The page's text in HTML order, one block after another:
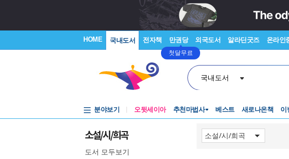
HOME 국내도서 전자책 만권당
첫달무료
외국도서 알라딘굿즈 온라인
국내도서
분야보기 오뒷세이아 추천마법사 베스트 새로나온책 이
소설/시/희곡
도서 모두보기